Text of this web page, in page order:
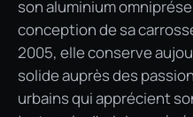
son aluminium
conception de sa
2005, elle conserve
solide auprès des
urbains qui apprécient